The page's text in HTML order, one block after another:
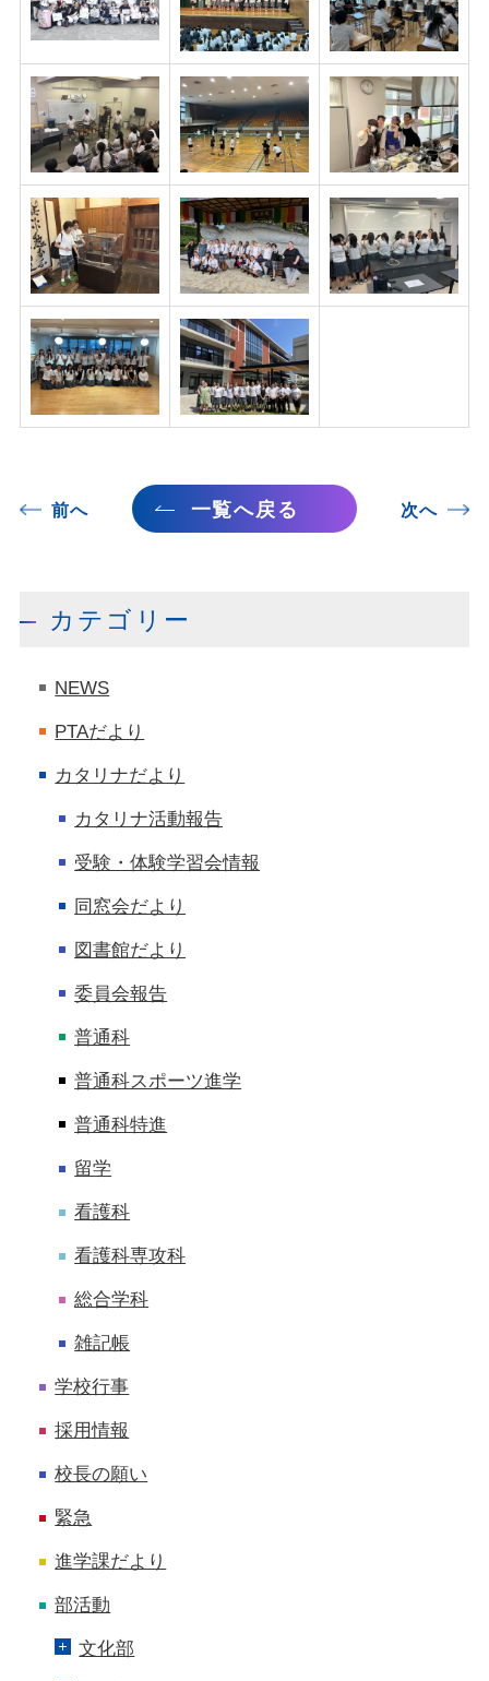
前へ 次へ
一覧へ戻る
カテゴリー
NEWS
PTAだより
カタリナだより
カタリナ活動報告
受験・体験学習会情報
同窓会だより
図書館だより
委員会報告
普通科
普通科スポーツ進学
普通科特進
留学
看護科
看護科専攻科
総合学科
雑記帳
学校行事
採用情報
校長の願い
緊急
進学課だより
部活動
文化部